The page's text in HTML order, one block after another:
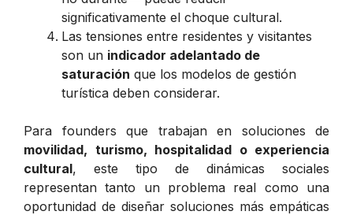
significativamente el choque cultural.
Las tensiones entre residentes y visitantes
son un indicador adelantado de
saturación que los modelos de gestión
turística deben considerar.
Para founders que trabajan en soluciones de
movilidad, turismo, hospitalidad o experiencia
cultural, este tipo de dinámicas sociales
representan tanto un problema real como una
oportunidad de diseñar soluciones más empáticas